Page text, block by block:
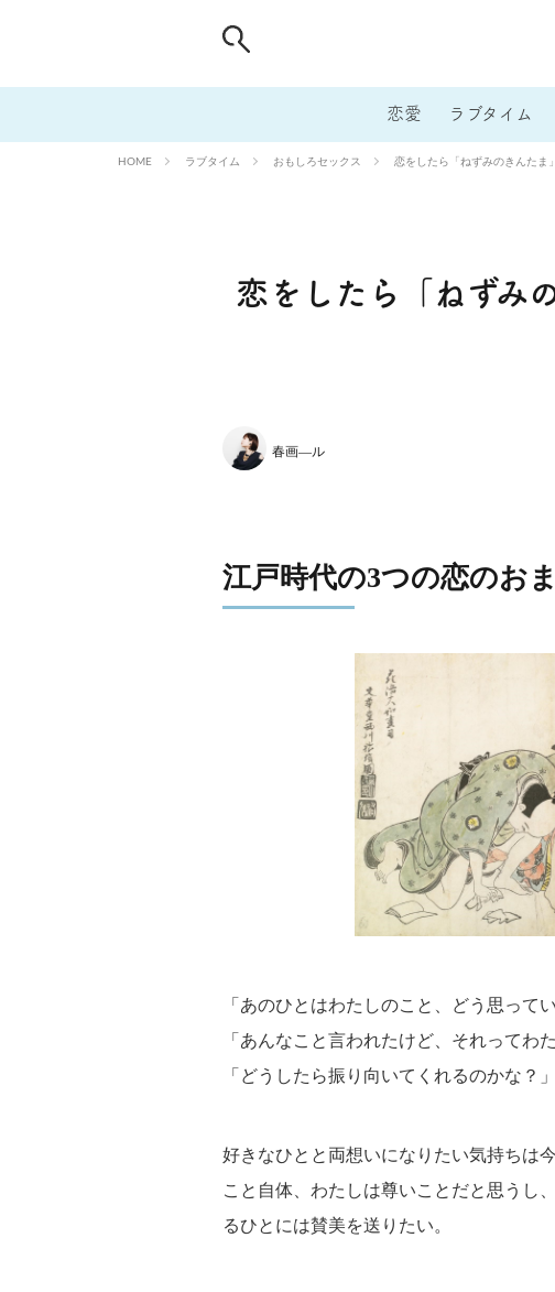
恋愛 ラブタイム
HOME ラブタイム おもしろセックス 恋をしたら「ねずみのきんたま
恋をしたら「ねずみ
春画―ル
江戸時代の3つの恋のお
「あのひとはわたしのこと、どう思って
「あんなこと言われたけど、それってわ
「どうしたら振り向いてくれるのかな？」
好きなひとと両想いになりたい気持ちは
こと自体、わたしは尊いことだと思うし
るひとには賛美を送りたい。